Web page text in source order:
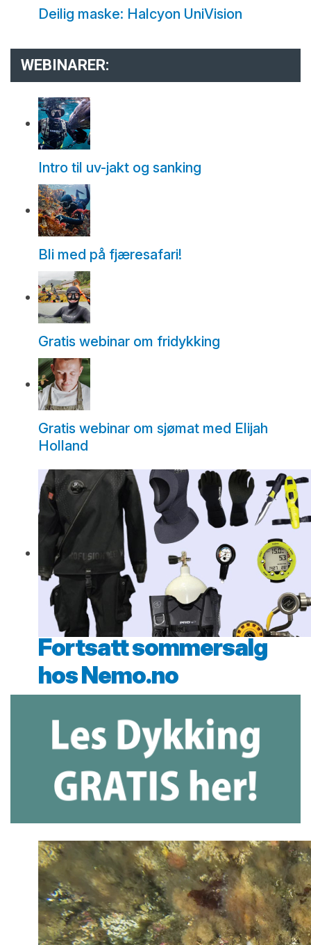
Deilig maske: Halcyon UniVision
WEBINARER:
Intro til uv-jakt og sanking
Bli med på fjæresafari!
Gratis webinar om fridykking
Gratis webinar om sjømat med Elijah
Holland
Fortsatt sommersalg
hos Nemo.no